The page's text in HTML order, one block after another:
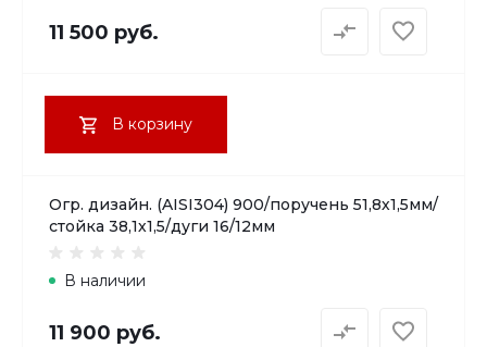
11 500 руб.
В корзину
Огр. дизайн. (AISI304) 900/поручень 51,8х1,5мм/
стойка 38,1х1,5/дуги 16/12мм
В наличии
11 900 руб.